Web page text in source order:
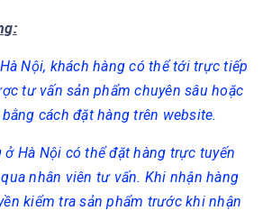
Nội, khách hàng có thể tới trực tiếp
tư vấn sản phẩm chuyên sâu hoặc
cách đặt hàng trên website.
Hà Nội có thể đặt hàng trực tuyến
nhân viên tư vấn. Khi nhận hàng
kiểm tra sản phẩm trước khi nhận